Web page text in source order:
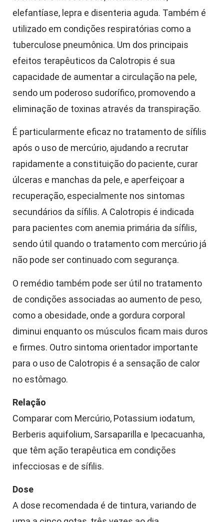
elefantíase, lepra e disenteria aguda. Também é
utilizado em condições respiratórias como a
tuberculose pneumônica. Um dos principais
efeitos terapêuticos da Calotropis é sua
capacidade de aumentar a circulação na pele,
sendo um poderoso sudorífico, promovendo a
eliminação de toxinas através da transpiração.
É particularmente eficaz no tratamento de sífilis
após o uso de mercúrio, ajudando a recrutar
rapidamente a constituição do paciente, curar
úlceras e manchas da pele, e aperfeiçoar a
recuperação, especialmente nos sintomas
secundários da sífilis. A Calotropis é indicada
para pacientes com anemia primária da sífilis,
sendo útil quando o tratamento com mercúrio já
não pode ser continuado com segurança.
O remédio também pode ser útil no tratamento
de condições associadas ao aumento de peso,
como a obesidade, onde a gordura corporal
diminui enquanto os músculos ficam mais duros
e firmes. Outro sintoma orientador importante
para o uso de Calotropis é a sensação de calor
no estômago.
Relação
Comparar com Mercúrio, Potassium iodatum,
Berberis aquifolium, Sarsaparilla e Ipecacuanha,
que têm ação terapêutica em condições
infecciosas e de sífilis.
Dose
A dose recomendada é de tintura, variando de